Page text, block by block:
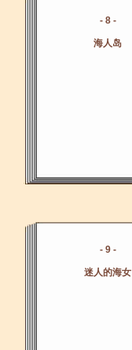
- 8 -
海人岛
- 9 -
迷人的海女